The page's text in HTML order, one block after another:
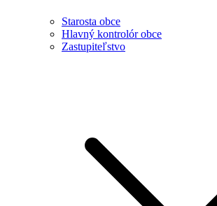
Starosta obce
Hlavný kontrolór obce
Zastupiteľstvo